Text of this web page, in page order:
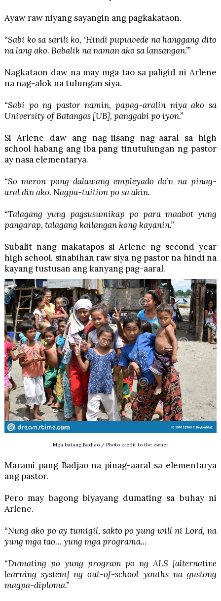
Ayaw raw niyang sayangin ang pagkakataon.
“Sabi ko sa sarili ko, ‘Hindi pupuwede na hanggang dito
na lang ako. Babalik na naman ako sa lansangan.’”
Nagkataon daw na may mga tao sa paligid ni Arlene
na nag-alok na tulungan siya.
“Sabi po ng pastor namin, papag-aralin niya ako sa
University of Batangas [UB], panggabi po iyon.”
Si Arlene daw ang nag-iisang nag-aaral sa high
school habang ang iba pang tinutulungan ng pastor
ay nasa elementarya.
“So meron pong dalawang empleyado do’n na pinag-
aral din ako. Nagpa-tuition po sa akin.
“Talagang yung pagsusumikap po para maabot yung
pangarap, talagang kailangan kong kayanin.”
Subalit nang makatapos si Arlene ng second year
high school, sinabihan raw siya ng pastor na hindi na
kayang tustusan ang kanyang pag-aaral.
Mga batang Badjao / Photo credit to the owner
Marami pang Badjao na pinag-aaral sa elementarya
ang pastor.
Pero may bagong biyayang dumating sa buhay ni
Arlene.
“Nung ako po ay tumigil, sakto po yung will ni Lord, na
yung mga tao… yung mga programa...
“Dumating po yung program po ng ALS [alternative
learning system] ng out-of-school youths na gustong
magpa-diploma.”